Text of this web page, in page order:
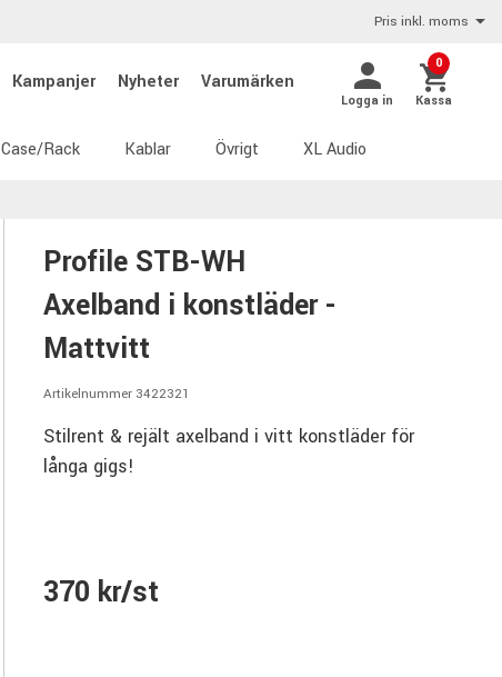
Pris inkl. moms
Kampanjer Nyheter Varumärken
Logga in
0
Kassa
Case/Rack Kablar Övrigt XL Audio
Profile STB-WH
Axelband i konstläder -
Mattvitt
Artikelnummer 3422321
Stilrent & rejält axelband i vitt konstläder för
långa gigs!
370 kr/st